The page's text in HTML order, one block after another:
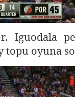
Iguodala
topu oyuna